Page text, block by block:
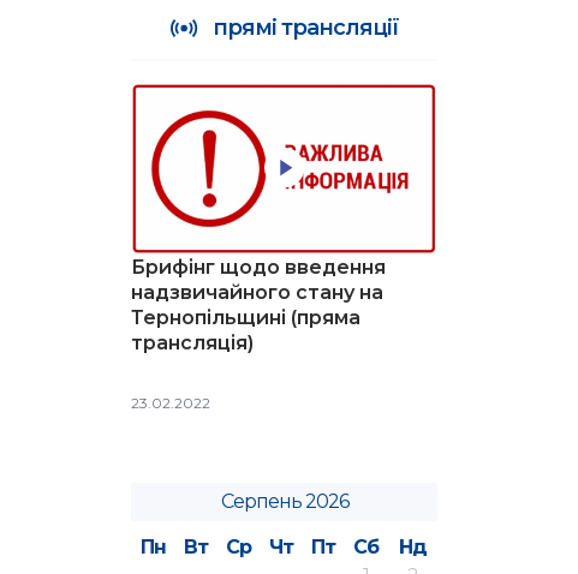
прямі трансляції
Брифінг щодо введення
надзвичайного стану на
Тернопільщині (пряма
трансляція)
23.02.2022
Серпень 2026
Пн
Вт Ср Чт Пт Сб
Нд